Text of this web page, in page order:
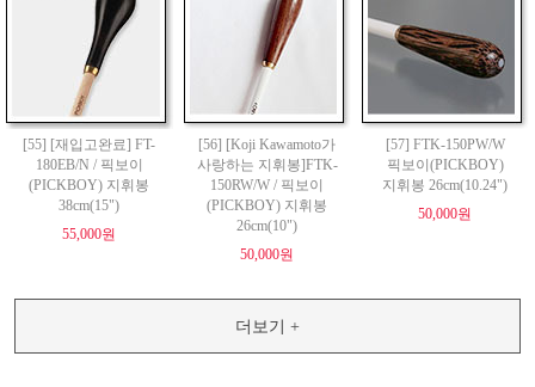
[55] [재입고완료] FT-
180EB/N / 픽보이
(PICKBOY) 지휘봉
38cm(15")
55,000원
[56] [Koji Kawamoto가
사랑하는 지휘봉]FTK-
150RW/W / 픽보이
(PICKBOY) 지휘봉
26cm(10")
50,000원
[57] FTK-150PW/W
픽보이(PICKBOY)
지휘봉 26cm(10.24")
50,000원
더보기 +